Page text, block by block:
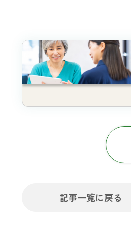
記事一覧に戻る